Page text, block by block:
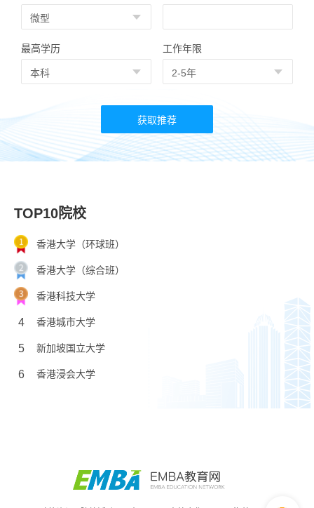
最高学历 工作年限
TOP10院校
香港大学（环球班）
香港大学（综合班）
香港科技大学
4 香港城市大学
5 新加坡国立大学
6 香港浸会大学